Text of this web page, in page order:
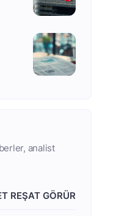
analist
REŞAT GÖRÜR